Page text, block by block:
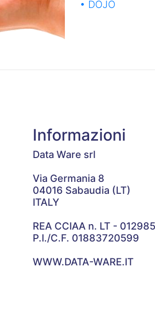
• DOJO
Informazioni
Data Ware srl
Via Germania 8
04016 Sabaudia (LT)
ITALY
REA CCIAA n. LT -
P.I./C.F. 01883720599
WWW.DATA-WARE.IT